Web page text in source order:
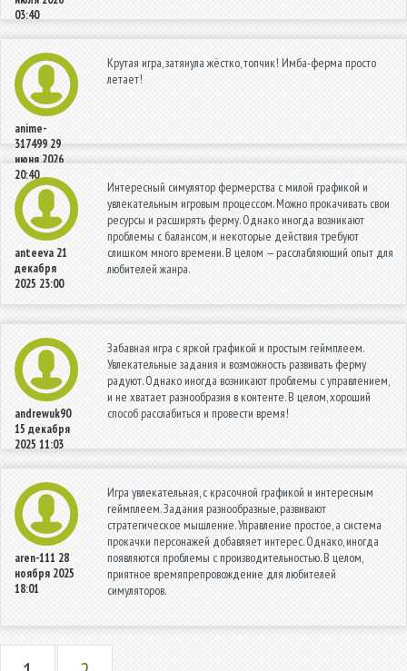
03:40
anime-
317499 29
июня 2026
20:40
Крутая игра, затянула жёстко, топчик! Имба-ферма просто
летает!
anteeva 21
декабря
2025 23:00
Интересный симулятор фермерства с милой графикой и
увлекательным игровым процессом. Можно прокачивать свои
ресурсы и расширять ферму. Однако иногда возникают
проблемы с балансом, и некоторые действия требуют
слишком много времени. В целом — расслабляющий опыт для
любителей жанра.
andrewuk90
15 декабря
2025 11:03
Забавная игра с яркой графикой и простым геймплеем.
Увлекательные задания и возможность развивать ферму
радуют. Однако иногда возникают проблемы с управлением,
и не хватает разнообразия в контенте. В целом, хороший
способ расслабиться и провести время!
aren-111 28
ноября 2025
18:01
Игра увлекательная, с красочной графикой и интересным
геймплеем. Задания разнообразные, развивают
стратегическое мышление. Управление простое, а система
прокачки персонажей добавляет интерес. Однако, иногда
появляются проблемы с производительностью. В целом,
приятное времяпрепровождение для любителей
симуляторов.